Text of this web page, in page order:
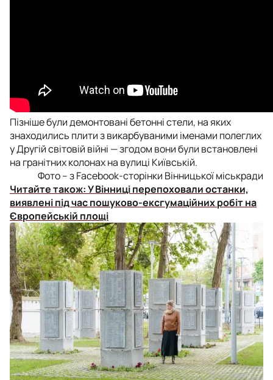
Пізніше були демонтовані бетонні стели, на яких
знаходились плити з викарбуваними іменами полеглих
у Другій світовій війні — згодом вони були встановлені
на гранітних колонах на вулиці Київській.
Фото – з Facebook-сторінки Вінницької міськради
Читайте також:У Вінниці перепоховали останки,
виявлені під час пошуково-ексгумаційних робіт на
Європейській площі